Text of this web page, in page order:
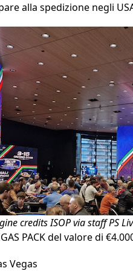
alla spedizione negli
credits ISOP via staff PS
PACK del valore di
Vegas